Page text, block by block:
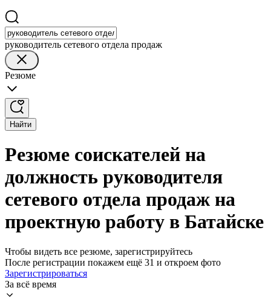
руководитель сетевого отдела продаж
Резюме
Найти
Резюме соискателей на
должность руководителя
сетевого отдела продаж на
проектную работу в Батайске
Чтобы видеть все резюме, зарегистрируйтесь
После регистрации покажем ещё 31 и откроем фото
Зарегистрироваться
За всё время